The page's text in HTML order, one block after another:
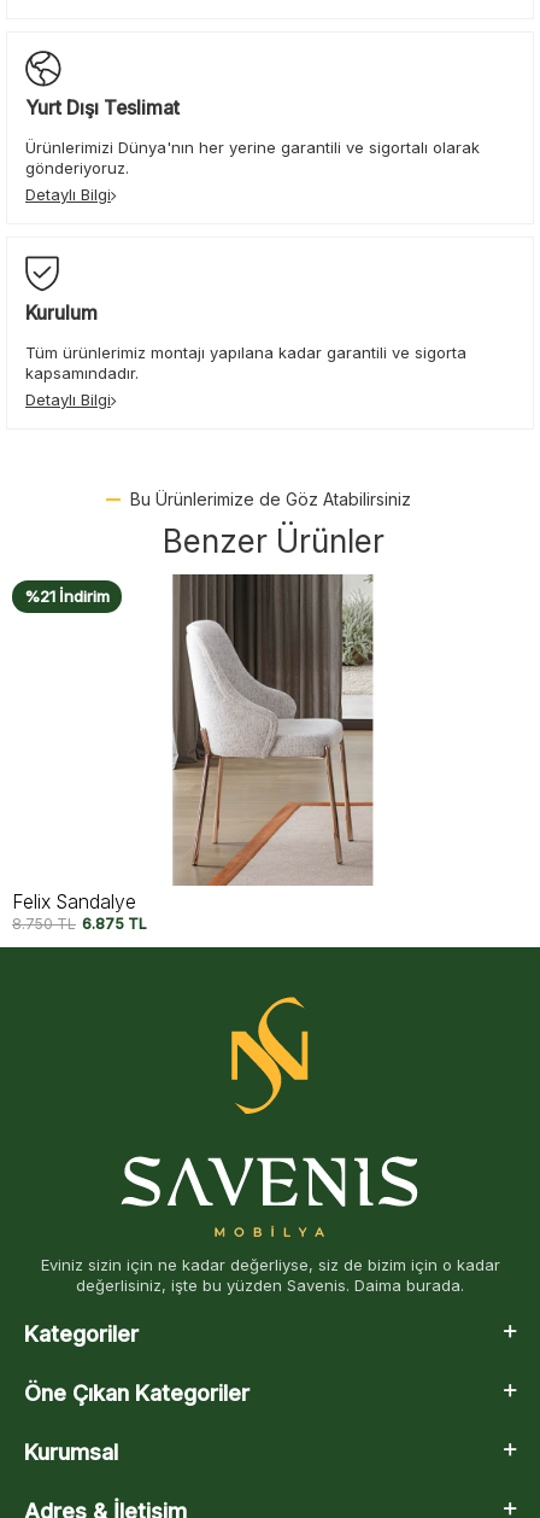
Yurt Dışı Teslimat
Ürünlerimizi Dünya'nın her yerine garantili ve sigortalı olarak
gönderiyoruz.
Detaylı Bilgi
Kurulum
Tüm ürünlerimiz montajı yapılana kadar garantili ve sigorta
kapsamındadır.
Detaylı Bilgi
Bu Ürünlerimize de Göz Atabilirsiniz
Benzer Ürünler
%14 İndirim
Icon Large Sandalye
8.750TL 7.500TL
Eviniz sizin için ne kadar değerliyse, siz de bizim için o kadar
değerlisiniz, işte bu yüzden Savenis. Daima burada.
Kategoriler
Öne Çıkan Kategoriler
Kurumsal
Adres & İletişim